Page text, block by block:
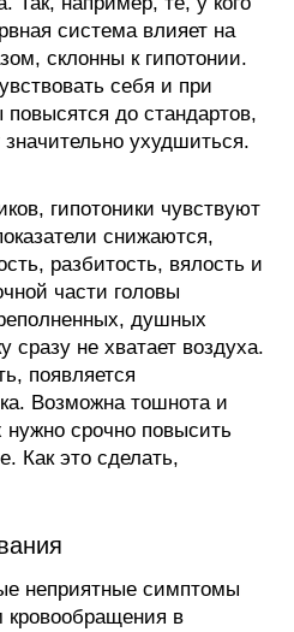
система влияет на
склонны к гипотонии.
себя и при
до стандартов,
ухудшиться.
гипотоники чувствуют
снижаются,
разбитость, вялость и
части головы
душных
сразу не хватает воздуха.
появляется
Возможна тошнота и
нужно срочно повысить
Как это сделать,
неприятные симптомы
в